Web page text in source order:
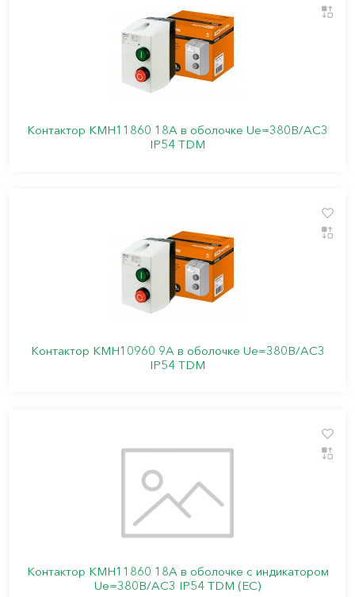
Контактор КМН11860 18А в оболочке Ue=380В/АС3
IP54 TDM
Контактор КМН10960 9А в оболочке Ue=380В/АС3
IP54 TDM
Контактор КМН11860 18А в оболочке с индикатором
Ue=380В/АС3 IP54 TDM (ЕС)